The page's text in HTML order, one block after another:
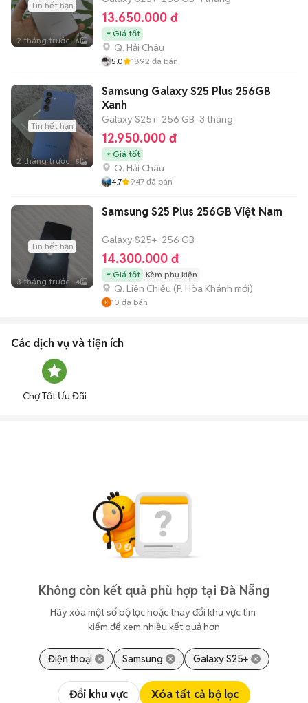
Tin hết hạn
2 tháng trước 6
13.650.000 đ
Giá tốt
Q. Hải Châu
5.0 1892 đã bán
Tin hết hạn
2 tháng trước 5
Samsung Galaxy S25 Plus 256GB
Xanh
Galaxy S25+ 256 GB 3 tháng
12.950.000 đ
Giá tốt
Q. Hải Châu
4.7 947 đã bán
Tin hết hạn
3 tháng trước 4
Samsung S25 Plus 256GB Việt Nam
Galaxy S25+ 256 GB
14.300.000 đ
Giá tốt Kèm phụ kiện
Q. Liên Chiểu (P. Hòa Khánh mới)
10 đã bán
Các dịch vụ và tiện ích
Chợ Tốt Ưu Đãi
Không còn kết quả phù hợp tại Đà Nẵng
Hãy xóa một số bộ lọc hoặc thay đổi khu vực tìm
kiếm để xem nhiều kết quả hơn
Điện thoại Samsung Galaxy S25+
Đổi khu vực Xóa tất cả bộ lọc